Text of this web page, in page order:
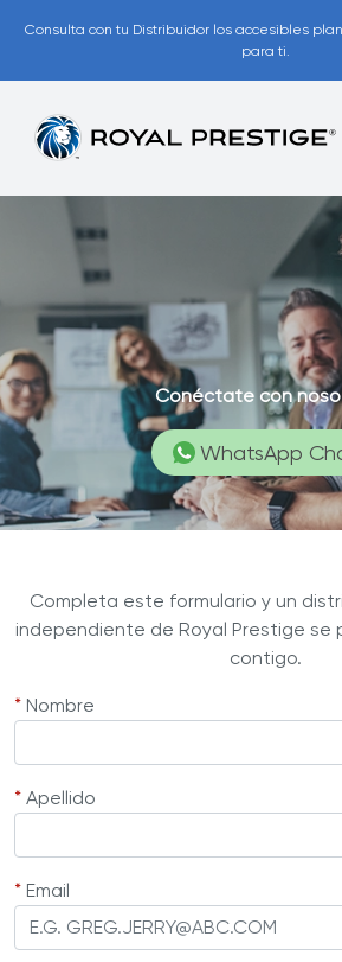
Consulta con tu Distribuidor los accesibles
para ti.
Conéctate con
WhatsApp
Completa este formulario y un
independiente de Royal Prestige
contigo.
* Nombre
* Apellido
* Email